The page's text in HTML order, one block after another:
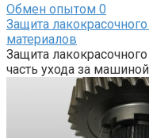
Обмен опытом 0
Защита
материалов
Защита
часть ухода за